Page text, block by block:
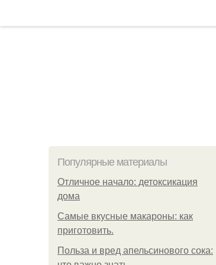
Популярные материалы
Отличное начало: детоксикация
дома
Самые вкусные макароны: как
приготовить.
Польза и вред апельсинового сока: